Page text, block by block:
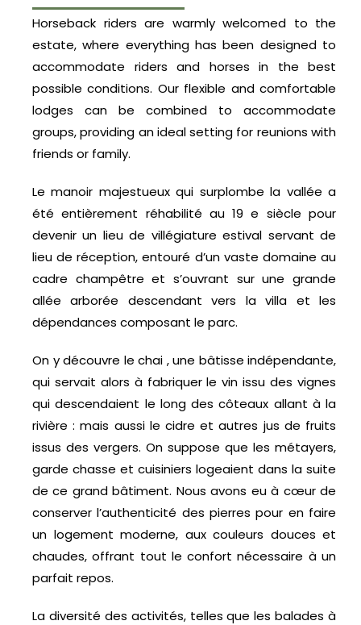
Horseback riders are warmly welcomed to the
estate, where everything has been designed to
accommodate riders and horses in the best
possible conditions. Our flexible and comfortable
lodges can be combined to accommodate
groups, providing an ideal setting for reunions with
friends or family.
Le manoir majestueux qui surplombe la vallée a
été entièrement réhabilité au 19 e siècle pour
devenir un lieu de villégiature estival servant de
lieu de réception, entouré d’un vaste domaine au
cadre champêtre et s’ouvrant sur une grande
allée arborée descendant vers la villa et les
dépendances composant le parc.
On y découvre le chai , une bâtisse indépendante,
qui servait alors à fabriquer le vin issu des vignes
qui descendaient le long des côteaux allant à la
rivière : mais aussi le cidre et autres jus de fruits
issus des vergers. On suppose que les métayers,
garde chasse et cuisiniers logeaient dans la suite
de ce grand bâtiment. Nous avons eu à cœur de
conserver l’authenticité des pierres pour en faire
un logement moderne, aux couleurs douces et
chaudes, offrant tout le confort nécessaire à un
parfait repos.
La diversité des activités, telles que les balades à